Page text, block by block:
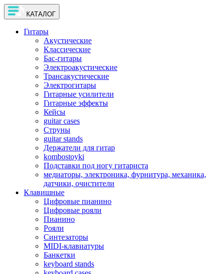
КАТАЛОГ
Гитары
Акустические
Классические
Бас-гитары
Электроакустические
Трансакустические
Электрогитары
Гитарные усилители
Гитарные эффекты
Кейсы
guitar cases
Струны
guitar stands
Держатели для гитар
kombostoyki
Подставки под ногу гитариста
медиаторы, электроника, фурнитура, механика,
датчики, очистители
Клавишные
Цифровые пианино
Цифровые рояли
Пианино
Рояли
Синтезаторы
MIDI-клавиатуры
Банкетки
keyboard stands